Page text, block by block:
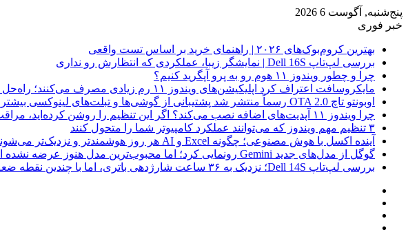
پنج‌شنبه, آگوست 6 2026
خبر فوری
بهترین کروم‌بوک‌های ۲۰۲۶ | راهنمای خرید بر اساس تست واقعی
بررسی لپ‌تاپ Dell 16S | نمایشگر زیبا، عملکردی که انتظارش رو نداری
چرا و چطور ویندوز ۱۱ هوم رو به پرو آپگرید کنیم؟
مایکروسافت اعتراف کرد اپلیکیشن‌های ویندوز ۱۱ رم زیادی مصرف می‌کنند؛ راه‌حل در راه است
اوبونتو تاچ OTA 2.0 رسماً منتشر شد پشتیبانی از گوشی‌ها و تبلت‌های لینوکسی بیشتر
چرا ویندوز ۱۱ آپدیت‌های اضافه نصب می‌کند؟ اگر این تنظیم را روشن کرده‌اید، مراقب باشید!
۳ تنظیم مهم ویندوز که می‌توانند عملکرد کامپیوتر شما را متحول کنند
آینده اکسل با هوش مصنوعی؛ چگونه Excel و AI هر روز هوشمندتر و نزدیک‌تر می‌شوند؟
گوگل از مدل‌های جدید Gemini رونمایی کرد؛ اما محبوب‌ترین مدل هنوز عرضه نشده است
بررسی لپ‌تاپ Dell 14S؛ نزدیک به ۳۶ ساعت شارژدهی باتری، اما با چندین نقطه ضعف